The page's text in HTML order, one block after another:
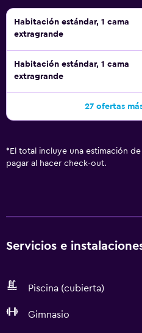
Habitación estándar, 1 cama
extragrande
Habitación estándar, 1 cama
extragrande
27 ofertas
* El total incluye una estimación
pagar al hacer check-out.
Servicios e
Piscina (cubierta)
Gimnasio